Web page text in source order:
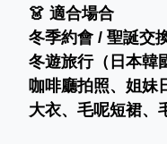
👗 適合場合
冬季約會 / 聖誕交
冬遊旅行（日本韓
咖啡廳拍照、姐妹
大衣、毛呢短裙、